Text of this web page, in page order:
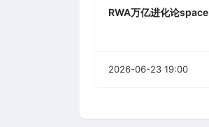
RWA万亿进化论space
2026-06-23 19:00